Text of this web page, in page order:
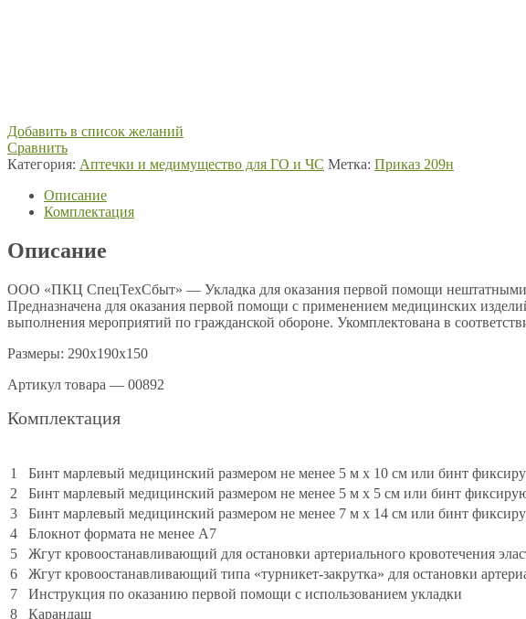
Добавить в список желаний
Сравнить
Категория: Аптечки и медимущество для ГО и ЧС Метка: Приказ 209н
Описание
Комплектация
Описание
ООО «ПКЦ СпецТехСбыт» — Укладка для оказания первой помощи нештатными
Предназначена для оказания первой помощи с применением медицинских
выполнения мероприятий по гражданской обороне. Укомплектована в
Размеры: 290х190х150
Артикул товара — 00892
Комплектация
1 Бинт марлевый медицинский размером не менее 5 м x 10 см или бинт
2
Бинт марлевый медицинский размером не менее 5 м x 5 см или бинт
3
Бинт марлевый медицинский размером не менее 7 м x 14 см или бинт
4
Блокнот формата не менее A7
5
Жгут кровоостанавливающий для остановки артериального кровотечения
6
Жгут кровоостанавливающий типа «турникет-закрутка» для остановки
7
Инструкция по оказанию первой помощи с использованием укладки
8
Карандаш